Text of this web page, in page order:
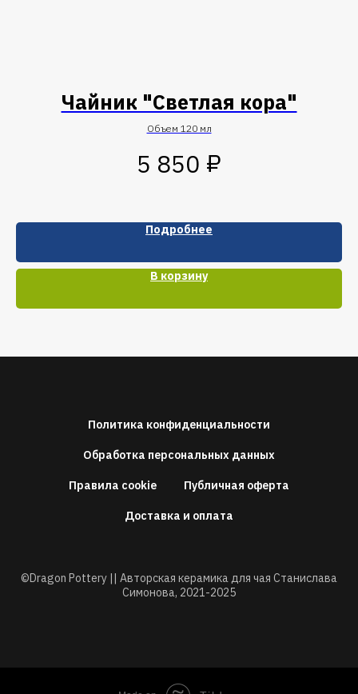
Чайник "Светлая кора"
Объем 120 мл
5 850 ₽
Подробнее
В корзину
Политика конфиденциальности
Обработка персональных данных
Правила cookie Публичная оферта
Доставка и оплата
©Dragon Pottery || Авторская керамика для чая Станислава
Симонова, 2021-2025